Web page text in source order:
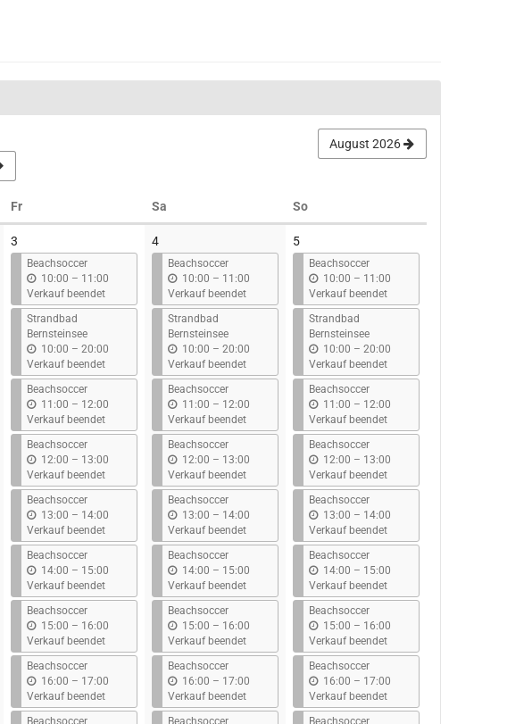
August 2026
FrFreitag Sa SoSonntag
3
Beachsoccer
10:00 – b
i
s
11:00
Verkauf beendet
Strandbad
Bernsteinsee
10:00 – b
i
s
20:00
Verkauf beendet
Beachsoccer
11:00 – b
i
s
12:00
Verkauf beendet
Beachsoccer
12:00 – b
i
s
13:00
Verkauf beendet
Beachsoccer
13:00 – b
i
s
14:00
Verkauf beendet
Beachsoccer
14:00 – b
i
s
15:00
Verkauf beendet
Beachsoccer
15:00 – b
i
s
16:00
Verkauf beendet
Beachsoccer
16:00 – b
i
s
17:00
Verkauf beendet
Beachsoccer
4
Beachsoccer
10:00 – b
i
s
11:00
Verkauf beendet
Strandbad
Bernsteinsee
10:00 – b
i
s
20:00
Verkauf beendet
Beachsoccer
11:00 – b
i
s
12:00
Verkauf beendet
Beachsoccer
12:00 – b
i
s
13:00
Verkauf beendet
Beachsoccer
13:00 – b
i
s
14:00
Verkauf beendet
Beachsoccer
14:00 – b
i
s
15:00
Verkauf beendet
Beachsoccer
15:00 – b
i
s
16:00
Verkauf beendet
Beachsoccer
16:00 – b
i
s
17:00
Verkauf beendet
Beachsoccer
5
Beachsoccer
10:00 – b
i
s
11:00
Verkauf beendet
Strandbad
Bernsteinsee
10:00 – b
i
s
20:00
Verkauf beendet
Beachsoccer
11:00 – b
i
s
12:00
Verkauf beendet
Beachsoccer
12:00 – b
i
s
13:00
Verkauf beendet
Beachsoccer
13:00 – b
i
s
14:00
Verkauf beendet
Beachsoccer
14:00 – b
i
s
15:00
Verkauf beendet
Beachsoccer
15:00 – b
i
s
16:00
Verkauf beendet
Beachsoccer
16:00 – b
i
s
17:00
Verkauf beendet
Beachsoccer